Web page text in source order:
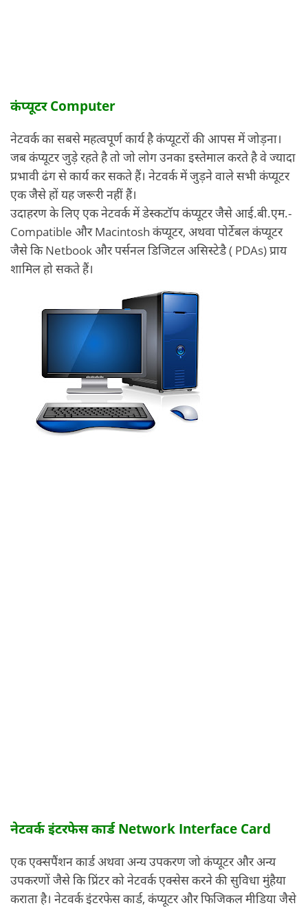
कंप्यूटर Computer
नेटवर्क का सबसे महत्वपूर्ण कार्य है कंप्यूटरों की आपस में जोड़ना।
जब कंप्यूटर जुड़े रहते है तो जो लोग उनका इस्तेमाल करते है वे ज्यादा
प्रभावी ढंग से कार्य कर सकते हैं। नेटवर्क में जुड़ने वाले सभी कंप्यूटर
एक जैसे हों यह जरूरी नहीं हैं।
उदाहरण के लिए एक नेटवर्क में डेस्कटॉप कंप्यूटर जैसे आई.बी.एम.-
Compatible और Macintosh कंप्यूटर, अथवा पोर्टेबल कंप्यूटर
जैसे कि Netbook और पर्सनल डिजिटल असिस्टेडै ( PDAs) प्राय
शामिल हो सकते हैं।
नेटवर्क इंटरफेस कार्ड Network Interface Card
एक एक्सपैंशन कार्ड अथवा अन्य उपकरण जो कंप्यूटर और अन्य
उपकरणों जैसे कि प्रिंटर को नेटवर्क एक्सेस करने की सुविधा मुंहैया
कराता है। नेटवर्क इंटरफेस कार्ड, कंप्यूटर और फिजिकल मीडिया जैसे